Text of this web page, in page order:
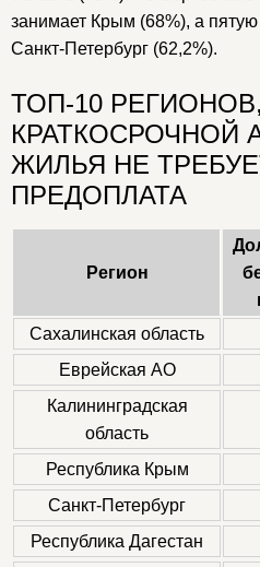
занимает Крым (68%), а
Санкт-Петербург (62,2%).
ТОП-10
КРАТКОСРОЧНОЙ
ЖИЛЬЯ НЕ
ПРЕДОПЛАТА
Регион
Сахалинская область
Еврейская АО
Калининградская
область
Республика Крым
Санкт-Петербург
Республика Дагестан